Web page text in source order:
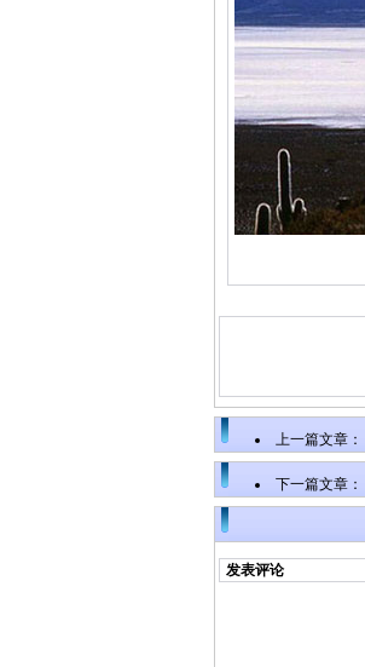
上一篇文章：
下一篇文章：
发表评论